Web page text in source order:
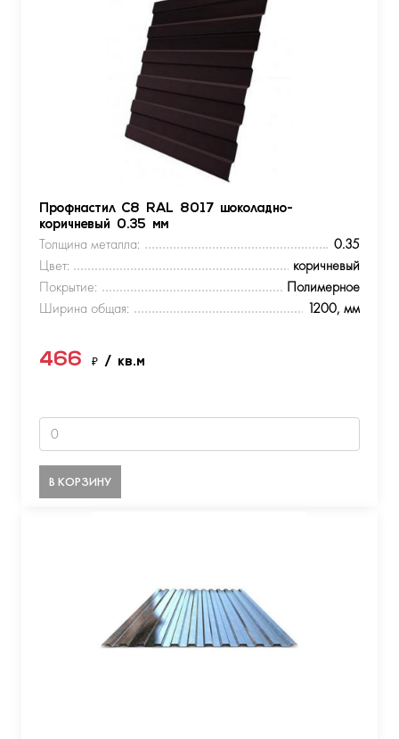
Профнастил С8 RAL 8017 шоколадно-
коричневый 0.35 мм
Толщина металла:
0.35
Цвет:
коричневый
Покрытие:
Полимерное
Ширина общая:
1200, мм
466 ₽ / кв.м
В КОРЗИНУ